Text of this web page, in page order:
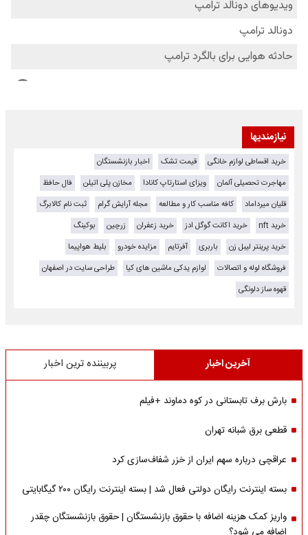
نیازمندیها
خرید اقساطی لوازم خانگی قیمت تشک
اخبار بازنشستگان
مهاجرت تحصیلی آلمان
ویزای استارتاپ کانادا مخازن پلی اتیلن
فال حافظ
قلیان میرداماد
کافه مناسب کار و مطالعه مجله آرایش گرام
ثبت نام کالابرگ
خرید nft
خرید اکانت گوگل ادز خرید زعفران زرچین
بوکینگ
خرید پرینتر لیبل زن
باربری آفرتایم مزایده خودرو
بلیط هواپیما
فروشگاه لوله و اتصالات
لوازم یدکی ماشین های کیا
طراحی سایت در اصفهان
قهوه ساز دلونگی
آخرین اخبار پربیننده ترین اخبار
بارش برف تابستانی در کوه دماوند +فیلم
قطعی برق شبانه تهران
عراقچی درباره سهم ایران از خزر شفاف‌سازی کرد
بسته اینترنت رایگان دولتی فعال شد | بسته اینترنت رایگان ۲۰۰ گیگابایتی
واریز کمک هزینه اضافه با حقوق بازنشستگان | حقوق بازنشستگان چقدر